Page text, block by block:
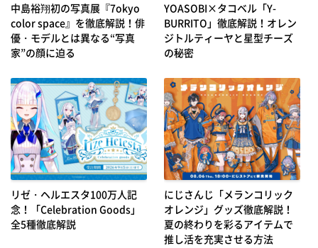
中島裕翔初の写真展『7okyo
color space』を徹底解説！俳
優・モデルとは異なる“写真
家”の顔に迫る
YOASOBI×タコベル「Y-
BURRITO」徹底解説！オレン
ジトルティーヤと星型チーズ
の秘密
リゼ・ヘルエスタ100万人記
念！「Celebration Goods」
全5種徹底解説
にじさんじ「メランコリック
オレンジ」グッズ徹底解説！
夏の終わりを彩るアイテムで
推し活を充実させる方法